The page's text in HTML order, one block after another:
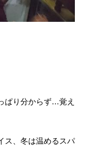
ぱり分からず…覚え
ス、冬は温めるスパ